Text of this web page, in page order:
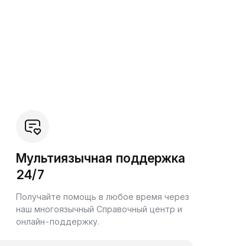
Мультиязычная поддержка
24/7
Получайте помощь в любое время через
наш многоязычный Справочный центр и
онлайн-поддержку.